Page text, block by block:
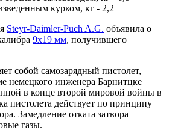
курком, кг - 2,2
Steyr-Daimler-Puch A.G. объявила о
9x19 мм, получившего
собой самозарядный пистолет,
немецкого инженера Барнитцке
в конце второй мировой войны в
пистолета действует по принципу
Замедление отката затвора
газы.